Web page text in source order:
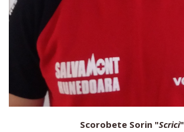
Scorobete Sorin "Scrici"